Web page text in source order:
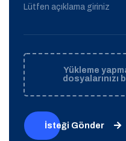
Lütfen açıklama giriniz
Yükleme
dosyalarınızı
İsteği Gönder